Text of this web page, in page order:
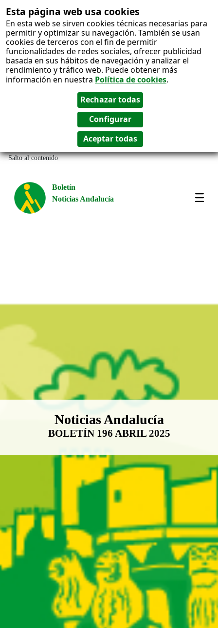
Esta página web usa cookies
En esta web se sirven cookies técnicas necesarias para
permitir y optimizar su navegación. También se usan
cookies de terceros con el fin de permitir
funcionalidades de redes sociales, ofrecer publicidad
basada en sus hábitos de navegación y analizar el
rendimiento y tráfico web. Puede obtener más
información en nuestra Política de cookies.
Salto al contenido
Boletín
Noticias Andalucía
Boletín Noticias Andalucía
Noticias Andalucía
BOLETÍN 196 ABRIL 2025